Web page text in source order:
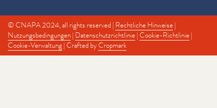
© CNAPA 2024, all rights reserved | Rechtliche Hinweise|
Nutzungsbedingungen| Datenschutzrichtlinie|Cookie-Richtlinie|
Cookie-Verwaltung| Crafted byCropmark